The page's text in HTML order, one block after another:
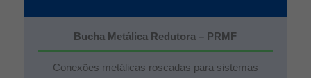
Bucha Metálica Redutora – PRMF
Conexões metálicas roscadas para sistemas